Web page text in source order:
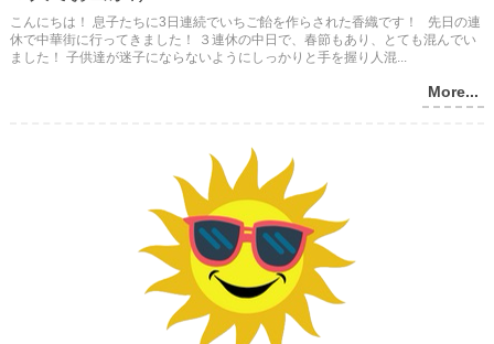
こんにちは！ 息子たちに3日連続でいちご飴を作らされた香織です！ 先日の連
休で中華街に行ってきました！ ３連休の中日で、春節もあり、とても混んでい
ました！ 子供達が迷子にならないようにしっかりと手を握り人混...
More...